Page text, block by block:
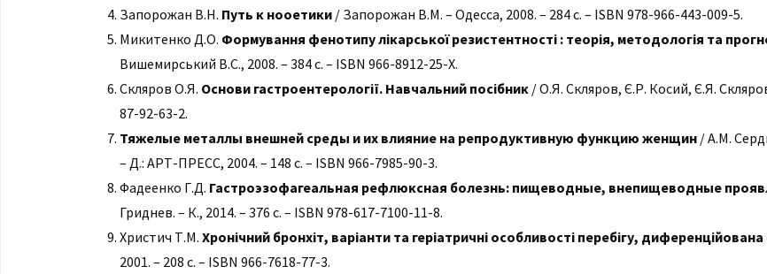
Запорожан В.Н. Путь к нооетики / Запорожан В.М. – Одесса, 2008. – 284 с. – ISBN 978-966-443-009-5.
Микитенко Д.О. Формування фенотипу лікарської резистентності : теорія, методологія та
Вишемирський В.С., 2008. – 384 с. – ISBN 966-8912-25-Х.
Скляров О.Я. Основи гастроентерології. Навчальний посібник / О.Я. Скляров, Є.Р. Косий, Є.Я.
87-92-63-2.
Тяжелые металлы внешней среды и их влияние на репродуктивную функцию женщин / А.М.
– Д.: АРТ-ПРЕСС, 2004. – 148 с. – ISBN 966-7985-90-3.
Фадеенко Г.Д. Гастроэзофагеальная рефлюксная болезнь: пищеводные, внепищеводные
Гриднев. – К., 2014. – 376 с. – ISBN 978-617-7100-11-8.
Христич Т.М.Хронічний бронхіт, варіанти та геріатричні особливості перебігу,
2001. – 208 с. – ISBN 966-7618-77-3.